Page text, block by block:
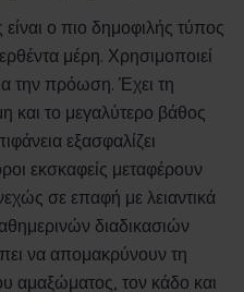
ο πιο δημοφιλής τύπος
μέρη. Χρησιμοποιεί
την πρόωση. Έχει τη
και το μεγαλύτερο βάθος
εξασφαλίζει
εκσκαφείς μεταφέρουν
σε επαφή με λειαντικά
διαδικασιών
να απομακρύνουν τη
αμαξώματος, τον κάδο και